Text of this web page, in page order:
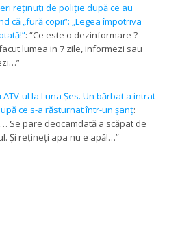
reținuți de poliție după ce au
că „fură copii”: „Legea împotriva
: “Ce este o dezinformare ?
lumea in 7 zile, informezi sau
”
ul la Luna Șes. Un bărbat a intrat
ce s-a răsturnat într-un șanț:
Se pare deocamdată a scăpat de
Și rețineți apa nu e apă!…”